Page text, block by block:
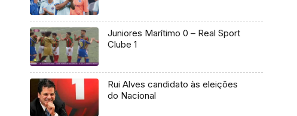
Juniores Marítimo 0 – Real Sport
Clube 1
Rui Alves candidato às eleições
do Nacional